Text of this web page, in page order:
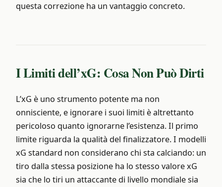
questa correzione ha un vantaggio concreto.
I Limiti dell’xG: Cosa Non Può Dirti
L’xG è uno strumento potente ma non
onnisciente, e ignorare i suoi limiti è altrettanto
pericoloso quanto ignorarne l’esistenza. Il primo
limite riguarda la qualità del finalizzatore. I modelli
xG standard non considerano chi sta calciando: un
tiro dalla stessa posizione ha lo stesso valore xG
sia che lo tiri un attaccante di livello mondiale sia